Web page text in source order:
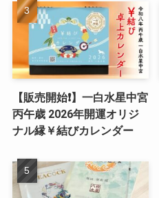
【販売開始❗️】一白水星中宮
丙午歳 2026年開運オリジ
ナル縁￥結びカレンダー